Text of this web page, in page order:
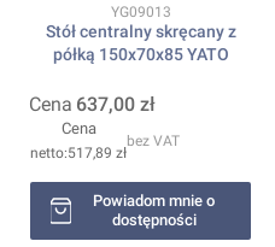
Kod produktu
YG09013
Stół centralny skręcany z
półką 150x70x85 YATO
Cena 637,00 zł
Cena
517,89 zł
bez VAT
Powiadom mnie o
dostępności